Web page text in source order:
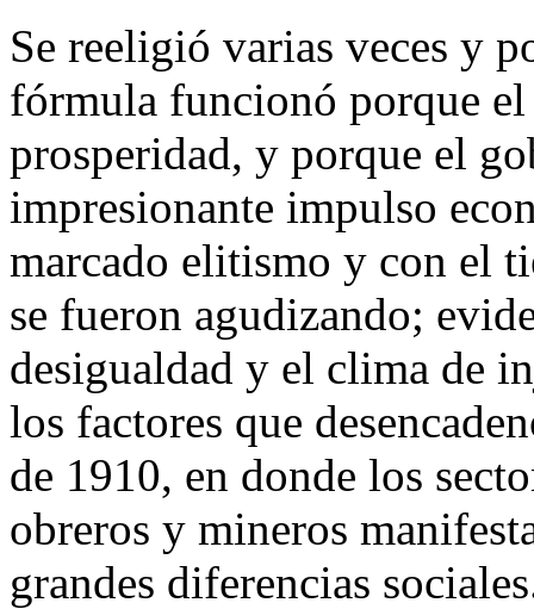
Se reeligió varias veces y
fórmula funcionó porque
prosperidad, y porque el
impresionante impulso
marcado elitismo y con el
se fueron agudizando;
desigualdad y el clima de
los factores que
de 1910, en donde los
obreros y mineros
grandes diferencias